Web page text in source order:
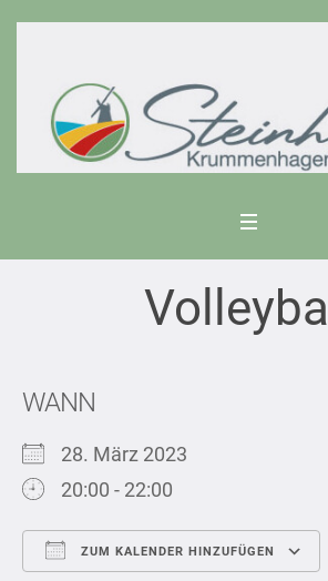
Volleyball
WANN
28. März 2023
20:00 - 22:00
ZUM KALENDER HINZUFÜGEN